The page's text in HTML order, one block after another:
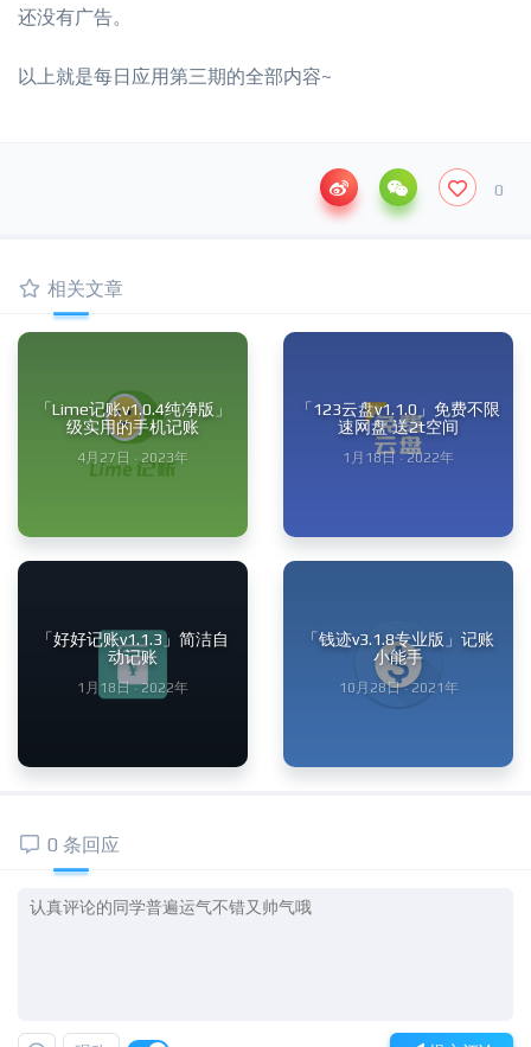
还没有广告。
以上就是每日应用第三期的全部内容~
0
相关文章
「Lime记账v1.0.4纯净版」
级实用的手机记账
4月27日 · 2023年
「123云盘v1.1.0」免费不限
速网盘 送2t空间
1月18日 · 2022年
「好好记账v1.1.3」简洁自
动记账
1月18日 · 2022年
「钱迹v3.1.8专业版」记账
小能手
10月28日 · 2021年
0 条回应